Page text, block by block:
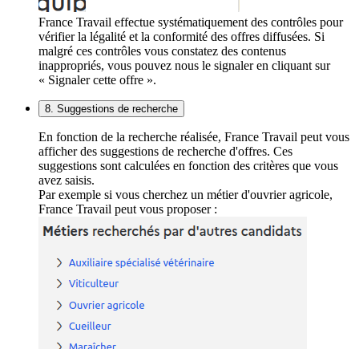
France Travail effectue systématiquement des contrôles pour
vérifier la légalité et la conformité des offres diffusées. Si
malgré ces contrôles vous constatez des contenus
inappropriés, vous pouvez nous le signaler en cliquant sur
« Signaler cette offre ».
8. Suggestions de recherche
En fonction de la recherche réalisée, France Travail peut vous
afficher des suggestions de recherche d'offres. Ces
suggestions sont calculées en fonction des critères que vous
avez saisis.
Par exemple si vous cherchez un métier d'ouvrier agricole,
France Travail peut vous proposer :